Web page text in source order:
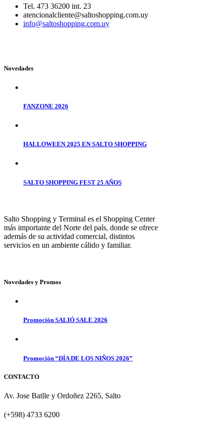
Tel. 473 36200 int. 23
atencionalcliente@saltoshopping.com.uy
info@saltoshopping.com.uy
Novedades
FANZONE 2026
HALLOWEEN 2025 EN SALTO SHOPPING
SALTO SHOPPING FEST 25 AÑOS
Salto Shopping y Terminal es el Shopping Center
más importante del Norte del país, donde se ofrece
además de su actividad comercial, distintos
servicios en un ambiente cálido y familiar.
Novedades y Promos
Promoción SALIÓ SALE 2026
Promoción “DÍA DE LOS NIÑOS 2026”
CONTACTO
Av. Jose Batlle y Ordoñez 2265, Salto
(+598) 4733 6200